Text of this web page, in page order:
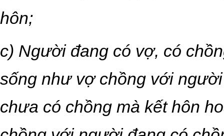
hôn;
c) Người đang có vợ, có
sống như vợ chồng với
chưa có chồng mà kết hôn